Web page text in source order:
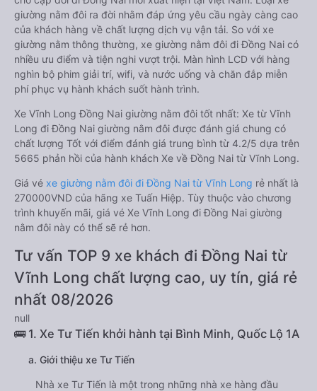
giường nằm đôi ra đời nhằm đáp ứng yêu cầu ngày càng cao
của khách hàng về chất lượng dịch vụ vận tải. So với xe
giường nằm thông thường, xe giường nằm đôi đi Đồng Nai có
nhiều ưu điểm và tiện nghi vượt trội. Màn hình LCD với hàng
nghìn bộ phim giải trí, wifi, và nước uống và chăn đắp miễn
phí phục vụ hành khách suốt hành trình.
Xe Vĩnh Long Đồng Nai giường nằm đôi tốt nhất: Xe từ Vĩnh
Long đi Đồng Nai giường nằm đôi được đánh giá chung có
chất lượng Tốt với điểm đánh giá trung bình từ 4.2/5 dựa trên
5665 phản hồi của hành khách Xe về Đồng Nai từ Vĩnh Long.
Giá vé xe giường nằm đôi đi Đồng Nai từ Vĩnh Long rẻ nhất là
270000VND của hãng xe Tuấn Hiệp. Tùy thuộc vào chương
trình khuyến mãi, giá vé Xe Vĩnh Long đi Đồng Nai giường
nằm đôi này có thể sẽ rẻ hơn.
Tư vấn TOP 9 xe khách đi Đồng Nai từ
Vĩnh Long chất lượng cao, uy tín, giá rẻ
nhất 08/2026
null
🚌 1. Xe Tư Tiến khởi hành tại Bình Minh, Quốc Lộ 1A
a. Giới thiệu xe Tư Tiến
Nhà xe Tư Tiến là một trong những nhà xe hàng đầu